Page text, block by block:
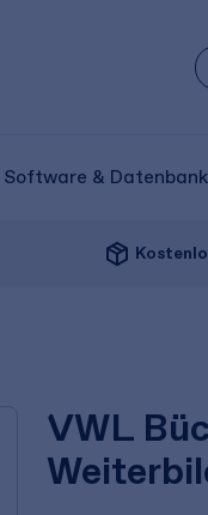
Software &
package_2
VWL